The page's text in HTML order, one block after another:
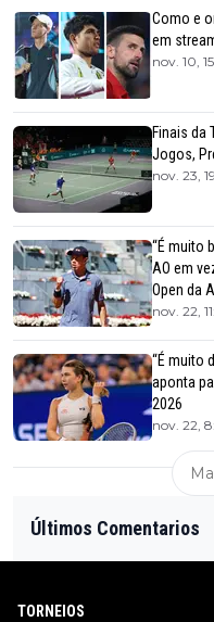
Como e
em
nov. 10,
Finais da
Jogos,
nov. 23,
“É muito
AO em
Open da
nov. 22,
“É muito
aponta
2026
nov. 22,
Últimos Comentarios
TORNEIOS